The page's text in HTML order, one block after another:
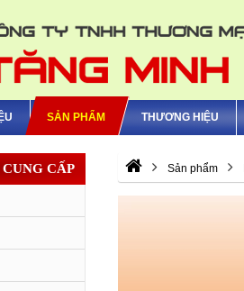
SẢN PHẨM THƯƠNG HIỆU
Sản phẩm
CẤP